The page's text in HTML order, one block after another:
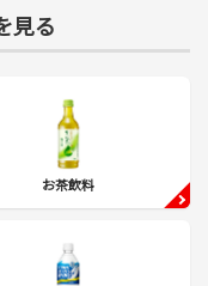
見る
お茶飲料